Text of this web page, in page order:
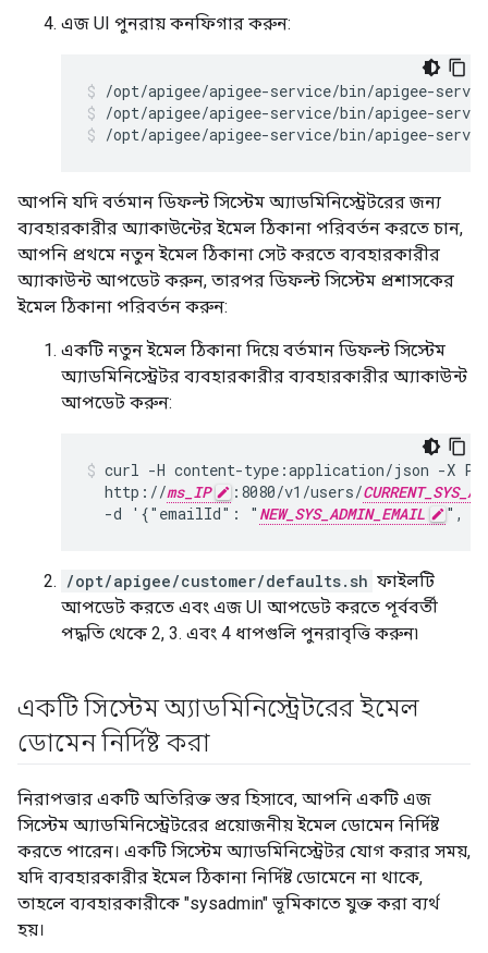
এজ UI পুনরায় কনফিগার করুন:
/opt/apigee/apigee-service/bin/apigee-
/opt/apigee/apigee-service/bin/apigee-
আপনি যদি বর্তমান ডিফল্ট সিস্টেম অ্যাডমিনিস্ট্রেটরের জন্য
ব্যবহারকারীর অ্যাকাউন্টের ইমেল ঠিকানা পরিবর্তন করতে চান,
আপনি প্রথমে নতুন ইমেল ঠিকানা সেট করতে ব্যবহারকারীর
অ্যাকাউন্ট আপডেট করুন, তারপর ডিফল্ট সিস্টেম প্রশাসকের
ইমেল ঠিকানা পরিবর্তন করুন:
একটি নতুন ইমেল ঠিকানা দিয়ে বর্তমান ডিফল্ট সিস্টেম
অ্যাডমিনিস্ট্রেটর ব্যবহারকারীর ব্যবহারকারীর অ্যাকাউন্ট
আপডেট করুন:
curl -H content-type:application/json -X
  http://
ms_IP :8080/v1/users/
  -d '{"emailId": "
NEW_SYS_ADMIN_EMAIL ",
/opt/apigee/customer/defaults.sh ফাইলটি
আপডেট করতে এবং এজ UI আপডেট করতে পূর্ববর্তী
পদ্ধতি থেকে 2, 3. এবং 4 ধাপগুলি পুনরাবৃত্তি করুন৷
একটি সিস্টেম অ্যাডমিনিস্ট্রেটরের ইমেল
ডোমেন নির্দিষ্ট করা
নিরাপত্তার একটি অতিরিক্ত স্তর হিসাবে, আপনি একটি এজ
সিস্টেম অ্যাডমিনিস্ট্রেটরের প্রয়োজনীয় ইমেল ডোমেন নির্দিষ্ট
করতে পারেন। একটি সিস্টেম অ্যাডমিনিস্ট্রেটর যোগ করার সময়,
যদি ব্যবহারকারীর ইমেল ঠিকানা নির্দিষ্ট ডোমেনে না থাকে,
তাহলে ব্যবহারকারীকে "sysadmin" ভূমিকাতে যুক্ত করা ব্যর্থ
হয়।